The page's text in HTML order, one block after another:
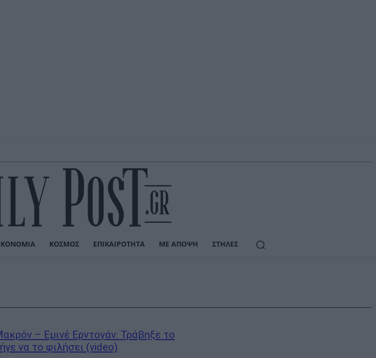
ΚΌΣΜΟΣ ΕΠΙΚΑΙΡΌΤΗΤΑ ΜΕ ΆΠΟΨΗ ΣΤΉΛΕΣ
– Εμινέ Ερντογάν: Τράβηξε το
να το φιλήσει (video)